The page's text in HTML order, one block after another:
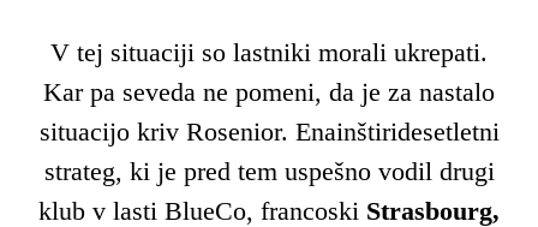
V tej situaciji so lastniki morali ukrepati.
Kar pa seveda ne pomeni, da je za nastalo
situacijo kriv Rosenior. Enainštiridesetletni
strateg, ki je pred tem uspešno vodil drugi
klub v lasti BlueCo, francoski Strasbourg,